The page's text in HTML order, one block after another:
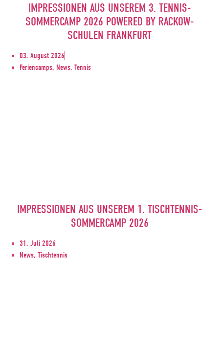
IMPRESSIONEN AUS UNSEREM 3. TENNIS-
SOMMERCAMP 2026 POWERED BY RACKOW-
SCHULEN FRANKFURT
03. August 2026
Feriencamps, News, Tennis
IMPRESSIONEN AUS UNSEREM 1. TISCHTENNIS-
SOMMERCAMP 2026
31. Juli 2026
News, Tischtennis